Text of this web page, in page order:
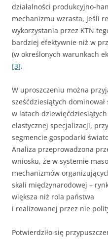
działalności produkcyjno-
mechanizmu wzrasta, jeśli
wykorzystania przez KTN
bardziej efektywnie niż w
(w określonych warunkach
[3].
W uproszczeniu można
sześćdziesiątych
w latach
elastycznej specjalizacji,
segmencie gospodarki
Analiza przeprowadzona
wniosku, że w systemie
mechanizmów
skali międzynarodowej –
większa niż rola państwa
i realizowanej przez nie
Potwierdziło się